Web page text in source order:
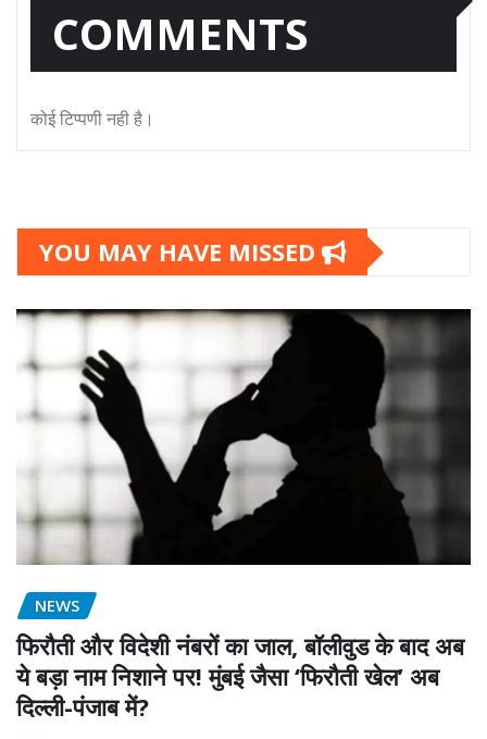
COMMENTS
कोई टिप्पणी नही है।
YOU MAY HAVE MISSED
NEWS
फिरौती और विदेशी नंबरों का जाल, बॉलीवुड के बाद अब
ये बड़ा नाम निशाने पर! मुंबई जैसा ‘फिरौती खेल’ अब
दिल्ली-पंजाब में?